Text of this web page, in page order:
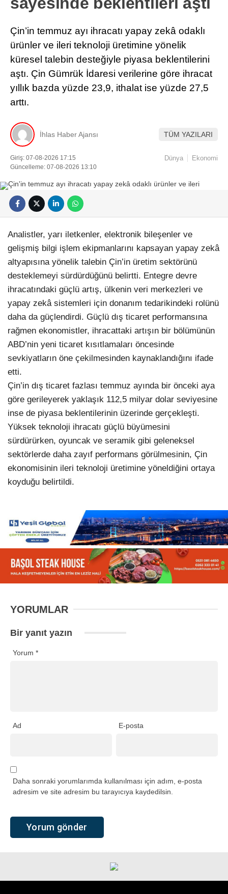
Çin’in temmuz ayı ihracatı yapay zekâ odaklı
ürünler ve ileri teknoloji üretimine yönelik
küresel talebin desteğiyle piyasa beklentilerini
aştı. Çin Gümrük İdaresi verilerine göre ihracat
yıllık bazda yüzde 23,9, ithalat ise yüzde 27,5
arttı.
İhlas Haber Ajansı TÜM YAZILARI
Giriş: 07-08-2026 17:15
Güncelleme: 07-08-2026 13:10
Dünya Ekonomi
Analistler, yarı iletkenler, elektronik bileşenler ve
gelişmiş bilgi işlem ekipmanlarını kapsayan yapay zekâ
altyapısına yönelik talebin Çin’in üretim sektörünü
desteklemeyi sürdürdüğünü belirtti. Entegre devre
ihracatındaki güçlü artış, ülkenin veri merkezleri ve
yapay zekâ sistemleri için donanım tedarikindeki rolünü
daha da güçlendirdi. Güçlü dış ticaret performansına
rağmen ekonomistler, ihracattaki artışın bir bölümünün
ABD’nin yeni ticaret kısıtlamaları öncesinde
sevkiyatların öne çekilmesinden kaynaklandığını ifade
etti.
Çin’in dış ticaret fazlası temmuz ayında bir önceki aya
göre gerileyerek yaklaşık 112,5 milyar dolar seviyesine
inse de piyasa beklentilerinin üzerinde gerçekleşti.
Yüksek teknoloji ihracatı güçlü büyümesini
sürdürürken, oyuncak ve seramik gibi geleneksel
sektörlerde daha zayıf performans görülmesinin, Çin
ekonomisinin ileri teknoloji üretimine yöneldiğini ortaya
koyduğu belirtildi.
YORUMLAR
Bir yanıt yazın
Yorum *
Ad E-posta
Daha sonraki yorumlarımda kullanılması için adım, e-posta
adresim ve site adresim bu tarayıcıya kaydedilsin.